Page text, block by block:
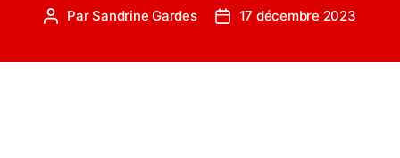
Auteur
ParSandrine Gardes
Date17 décembre 2023